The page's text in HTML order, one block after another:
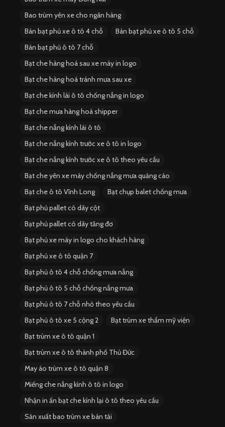
Bao trùm yên xe cho ngân hàng
Bán bạt phủ xe ô tô 4 chỗ
Bán bạt phủ xe ô tô 5 chỗ
Bán bạt phủ ô tô 7 chỗ
Bạt che hàng hoá sau xe máy in logo
Bạt che hàng hoá tránh mưa sau xe
Bạt che kính lái ô tô chống nắng in logo
Bạt che mưa hàng hoá shipper
Bạt che nắng kính lái ô tô
Bạt che nắng kính trước xe ô tô in logo
Bạt che nắng kính trước xe ô tô theo yêu cầu
Bạt che yên xe máy chống nắng mưa quảng cáo
Bạt che ô tô Vĩnh Long
Bạt chụp balet chống mưa
Bạt phủ pallet có dây cột
Bạt phủ pallet có dây tăng đơ
Bạt phủ xe máy in logo cho khách hàng
Bạt phủ xe ô tô quận 7
Bạt phủ ô tô 4 chỗ chống mưa nắng
Bạt phủ ô tô 5 chỗ chống nắng mưa
Bạt phủ ô tô 7 chỗ nhỏ theo yêu cầu
Bạt phủ ô tô xe 5 cộng 2
Bạt trùm xe thẩm mỹ viện
Bạt trùm xe ô tô quận 1
Bạt trùm xe ô tô thành phố Thủ Đức
May áo trùm xe ô tô quận 8
Miếng che nắng kính ô tô in logo
Nhận in ấn bạt che kính lại ô tô theo yêu cầu
Sản xuất bao trùm xe bán tải